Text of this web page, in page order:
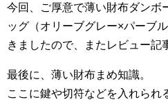
今回、ご厚意で薄い財布ダンボ
ッグ（オリーブグレー×パーブ
きましたので、またレビュー記
最後に、薄い財布まめ知識。
ここに鍵や切符などを入れられ